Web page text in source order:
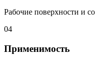
Рабочие поверхности и
04
Применимость